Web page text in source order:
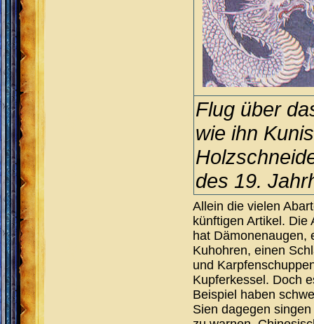
Flug über
wie ihn
des 19.
Allein die vielen
künftigen Artikel. Die
hat Dämonenaugen,
Kuhohren, einen
und
Kupferkessel. Doch
Beispiel haben
Sien dagegen